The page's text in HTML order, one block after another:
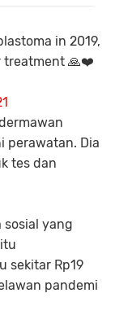
in 2019,
treatment 🙏❤️
perawatan. Dia
tes dan
sosial yang
sekitar Rp19
pandemi